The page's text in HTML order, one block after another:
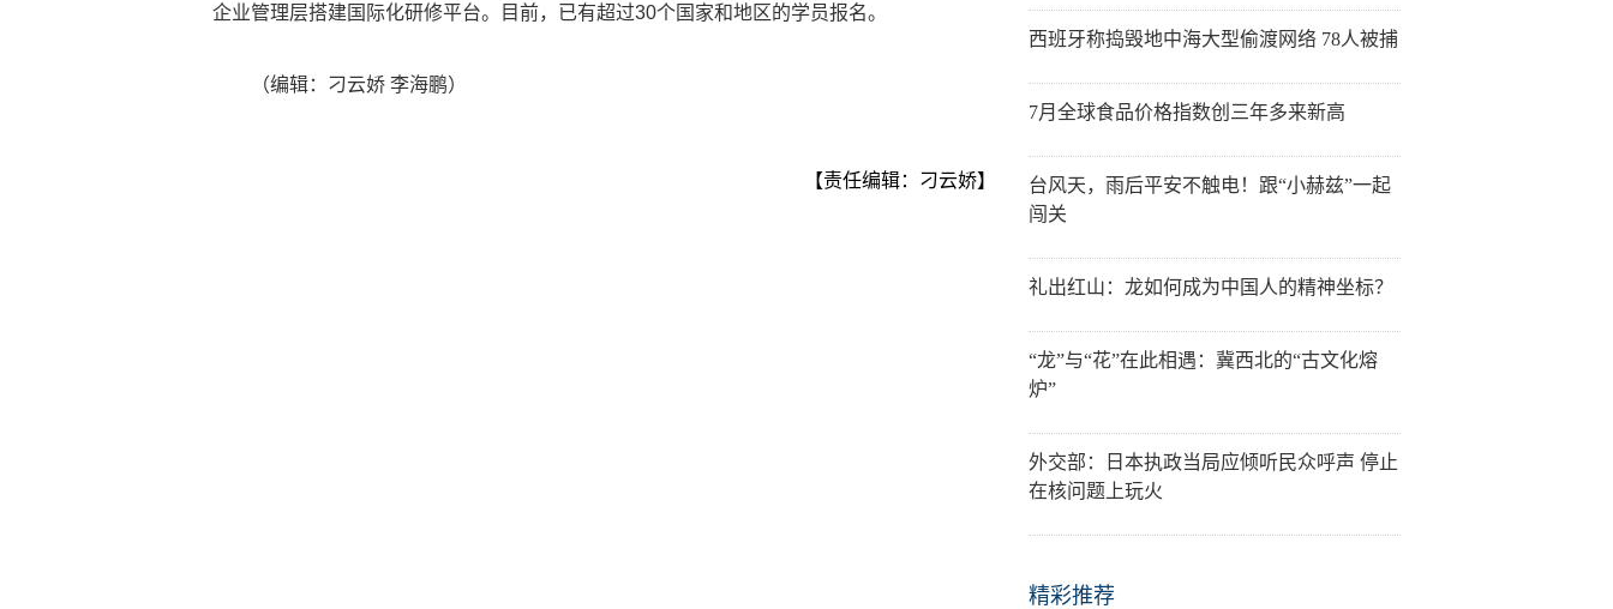
企业管理层搭建国际化研修平台。目前，已有超过30个国家和地区的学员报名。
（编辑：刁云娇 李海鹏）
【责任编辑：刁云娇】
西班牙称捣毁地中海大型偷渡网络 78人被捕
7月全球食品价格指数创三年多来新高
台风天，雨后平安不触电！跟“小赫兹”一起
闯关
礼出红山：龙如何成为中国人的精神坐标？
“龙”与“花”在此相遇：冀西北的“古文化熔
炉”
外交部：日本执政当局应倾听民众呼声 停止
在核问题上玩火
精彩推荐